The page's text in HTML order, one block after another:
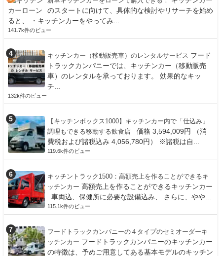
のスタートに向けて、具体的な検討やリサーチを始め
ると、 ・キッチンカーをやってみ...
141.7k件のビュー
キッチンカー（移動販売車）のレンタルサービス フード
トラックカンパニーでは、キッチンカー（移動販売
車）のレンタルを承っております。 効果的なキッ
チ...
132k件のビュー
【キッチンボックス1000】キッチンカー内で「仕込み」
調理もできる移動する飲食店
価格 3,594,009円 （消
費税および諸税込み 4,056,780円） ※諸税は自...
119.6k件のビュー
キッチントラック1500：高額売上を作ることができるキ
ッチンカー 高額売上を作ることができるキッチンカー
車両込、保健所に必要な設備込み、 さらに、やや...
115.1k件のビュー
フードトラックカンパニーの４タイプのセミオーダーキ
ッチンカー フードトラックカンパニーのキッチンカー
の特徴は、予めご用意してある基本モデルのキッチン